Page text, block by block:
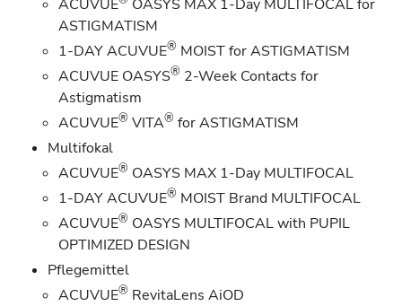
ACUVUE
OASYS MAX 1-Day MULTIFOCAL for
ASTIGMATISM
1-DAY ACUVUE® MOIST for ASTIGMATISM
ACUVUE OASYS® 2-Week Contacts for
Astigmatism
ACUVUE® VITA® for ASTIGMATISM
Multifokal
ACUVUE® OASYS MAX 1-Day MULTIFOCAL
1-DAY ACUVUE® MOIST Brand MULTIFOCAL
ACUVUE® OASYS MULTIFOCAL with PUPIL
OPTIMIZED DESIGN
Pflegemittel
ACUVUE® RevitaLens AiOD